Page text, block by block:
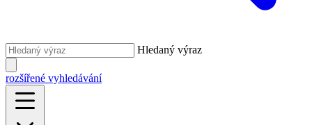
Hledaný výraz
rozšířené vyhledávání